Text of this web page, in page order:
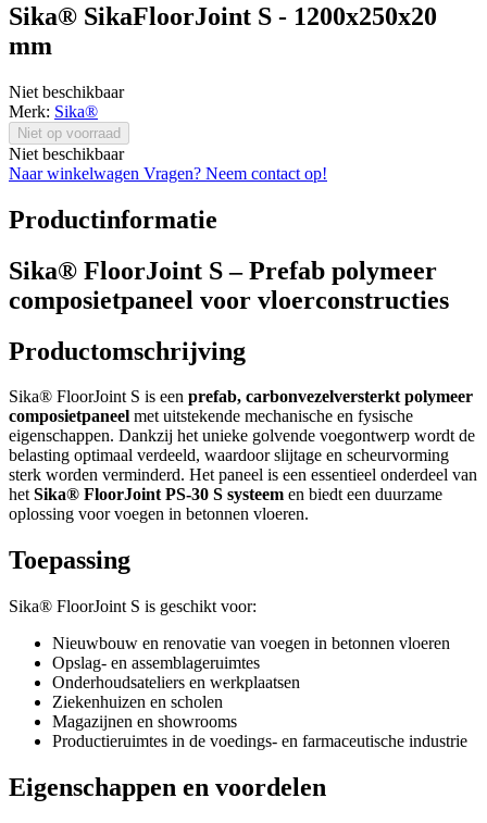
Sika® SikaFloorJoint S - 1200x250x20
mm
Niet beschikbaar
Merk: Sika®
Niet op voorraad
Niet beschikbaar
Naar winkelwagen Vragen? Neem contact op!
Productinformatie
Sika® FloorJoint S – Prefab polymeer
composietpaneel voor vloerconstructies
Productomschrijving
Sika® FloorJoint S is een prefab, carbonvezelversterkt polymeer
composietpaneel met uitstekende mechanische en fysische
eigenschappen. Dankzij het unieke golvende voegontwerp wordt de
belasting optimaal verdeeld, waardoor slijtage en scheurvorming
sterk worden verminderd. Het paneel is een essentieel onderdeel van
hetSika® FloorJoint PS-30 S systeem en biedt een duurzame
oplossing voor voegen in betonnen vloeren.
Toepassing
Sika® FloorJoint S is geschikt voor:
Nieuwbouw en renovatie van voegen in betonnen vloeren
Opslag- en assemblageruimtes
Onderhoudsateliers en werkplaatsen
Ziekenhuizen en scholen
Magazijnen en showrooms
Productieruimtes in de voedings- en farmaceutische industrie
Eigenschappen en voordelen